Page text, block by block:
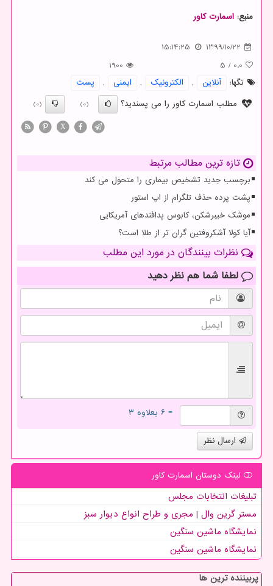
منبع: اسمارت كاور
1399/10/22
15:14:25
0.0
/
5
1900
تگها:
آنلاین , الكترونیك , ایمنی ,
پست
مطلب اسمارت کاور را می پسندید؟
(0)
(0)
X
تازه ترین مطالب مرتبط
برچسب جدید تشخیص بیماری را متحول می کند
پشت پرده حذف تلگرام از اپ استور
موشک خیبرشکن، کابوس پدافندهای آمریکایی
آیا کولا آشکروفتین گران تر از طلا است؟
نظرات بینندگان در مورد این مطلب
لطفا شما هم نظر دهید
= ۶ بعلاوه ۳
ارسال نظر
لینک دوستان اسمارت كاور
تبلیغات انتخابات مجلس
مستر گرین وال | مجری و طراح انواع دیوار سبز
نمایشگاه ماشین سنگین
نمایشگاه ماشین سنگین
پربیننده ترین ها